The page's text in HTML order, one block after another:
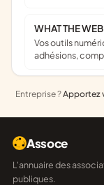
WHAT THE WEB
Vos outils numériques au service de votre mission : site web,
adhésions,
Entreprise ?Apportez
Assoce
L'annuaire des associations françaises, construit sur les données
publiques.